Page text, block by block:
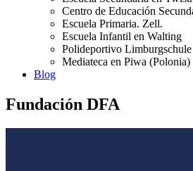
Centro de Educación
Escuela Primaria. Zell.
Escuela Infantil en Walting
Polideportivo Limburgschule
Mediateca en Piwa (Polonia)
Blog
Fundación DFA